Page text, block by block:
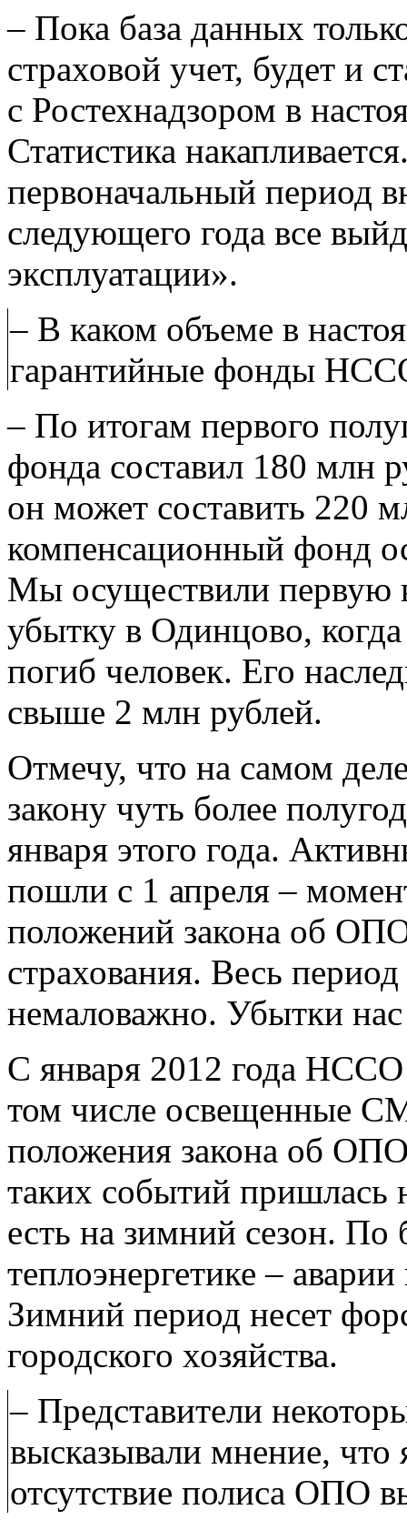
– Пока база данных
страховой учет, будет и
с Ростехнадзором в
Статистика
первоначальный период
следующего года все
эксплуатации».
– В каком объеме в
гарантийные фонды
– По итогам первого
фонда составил 180 млн
он может составить 220
компенсационный фонд
Мы осуществили первую
убытку в Одинцово,
погиб человек. Его
свыше 2 млн рублей.
Отмечу, что на самом
закону чуть более
января этого года.
пошли с 1 апреля –
положений закона об ОПО
страхования. Весь
немаловажно. Убытки
С января 2012 года
том числе освещенные
положения закона об
таких событий пришлась
есть на зимний сезон. По
теплоэнергетике –
Зимний период несет
городского хозяйства.
– Представители
высказывали мнение, что
отсутствие полиса ОПО